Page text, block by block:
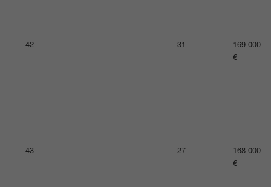
46 30
162 000
€
47 20
161 000
€